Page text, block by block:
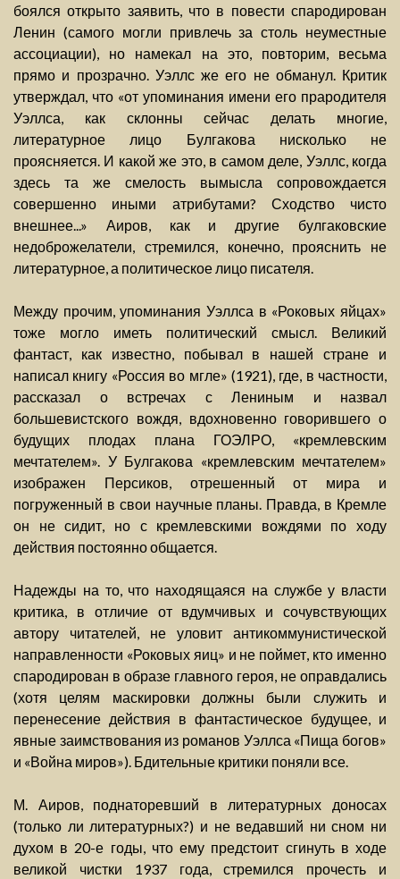
боялся открыто заявить, что в повести спародирован
Ленин (самого могли привлечь за столь неуместные
ассоциации), но намекал на это, повторим, весьма
прямо и прозрачно. Уэллс же его не обманул. Критик
утверждал, что «от упоминания имени его прародителя
Уэллса, как склонны сейчас делать многие,
литературное лицо Булгакова нисколько не
проясняется. И какой же это, в самом деле, Уэллс, когда
здесь та же смелость вымысла сопровождается
совершенно иными атрибутами? Сходство чисто
внешнее...» Аиров, как и другие булгаковские
недоброжелатели, стремился, конечно, прояснить не
литературное, а политическое лицо писателя.
Между прочим, упоминания Уэллса в «Роковых яйцах»
тоже могло иметь политический смысл. Великий
фантаст, как известно, побывал в нашей стране и
написал книгу «Россия во мгле» (1921), где, в частности,
рассказал о встречах с Лениным и назвал
большевистского вождя, вдохновенно говорившего о
будущих плодах плана ГОЭЛРО, «кремлевским
мечтателем». У Булгакова «кремлевским мечтателем»
изображен Персиков, отрешенный от мира и
погруженный в свои научные планы. Правда, в Кремле
он не сидит, но с кремлевскими вождями по ходу
действия постоянно общается.
Надежды на то, что находящаяся на службе у власти
критика, в отличие от вдумчивых и сочувствующих
автору читателей, не уловит антикоммунистической
направленности «Роковых яиц» и не поймет, кто именно
спародирован в образе главного героя, не оправдались
(хотя целям маскировки должны были служить и
перенесение действия в фантастическое будущее, и
явные заимствования из романов Уэллса «Пища богов»
и «Война миров»). Бдительные критики поняли все.
М. Аиров, поднаторевший в литературных доносах
(только ли литературных?) и не ведавший ни сном ни
духом в 20-е годы, что ему предстоит сгинуть в ходе
великой чистки 1937 года, стремился прочесть и